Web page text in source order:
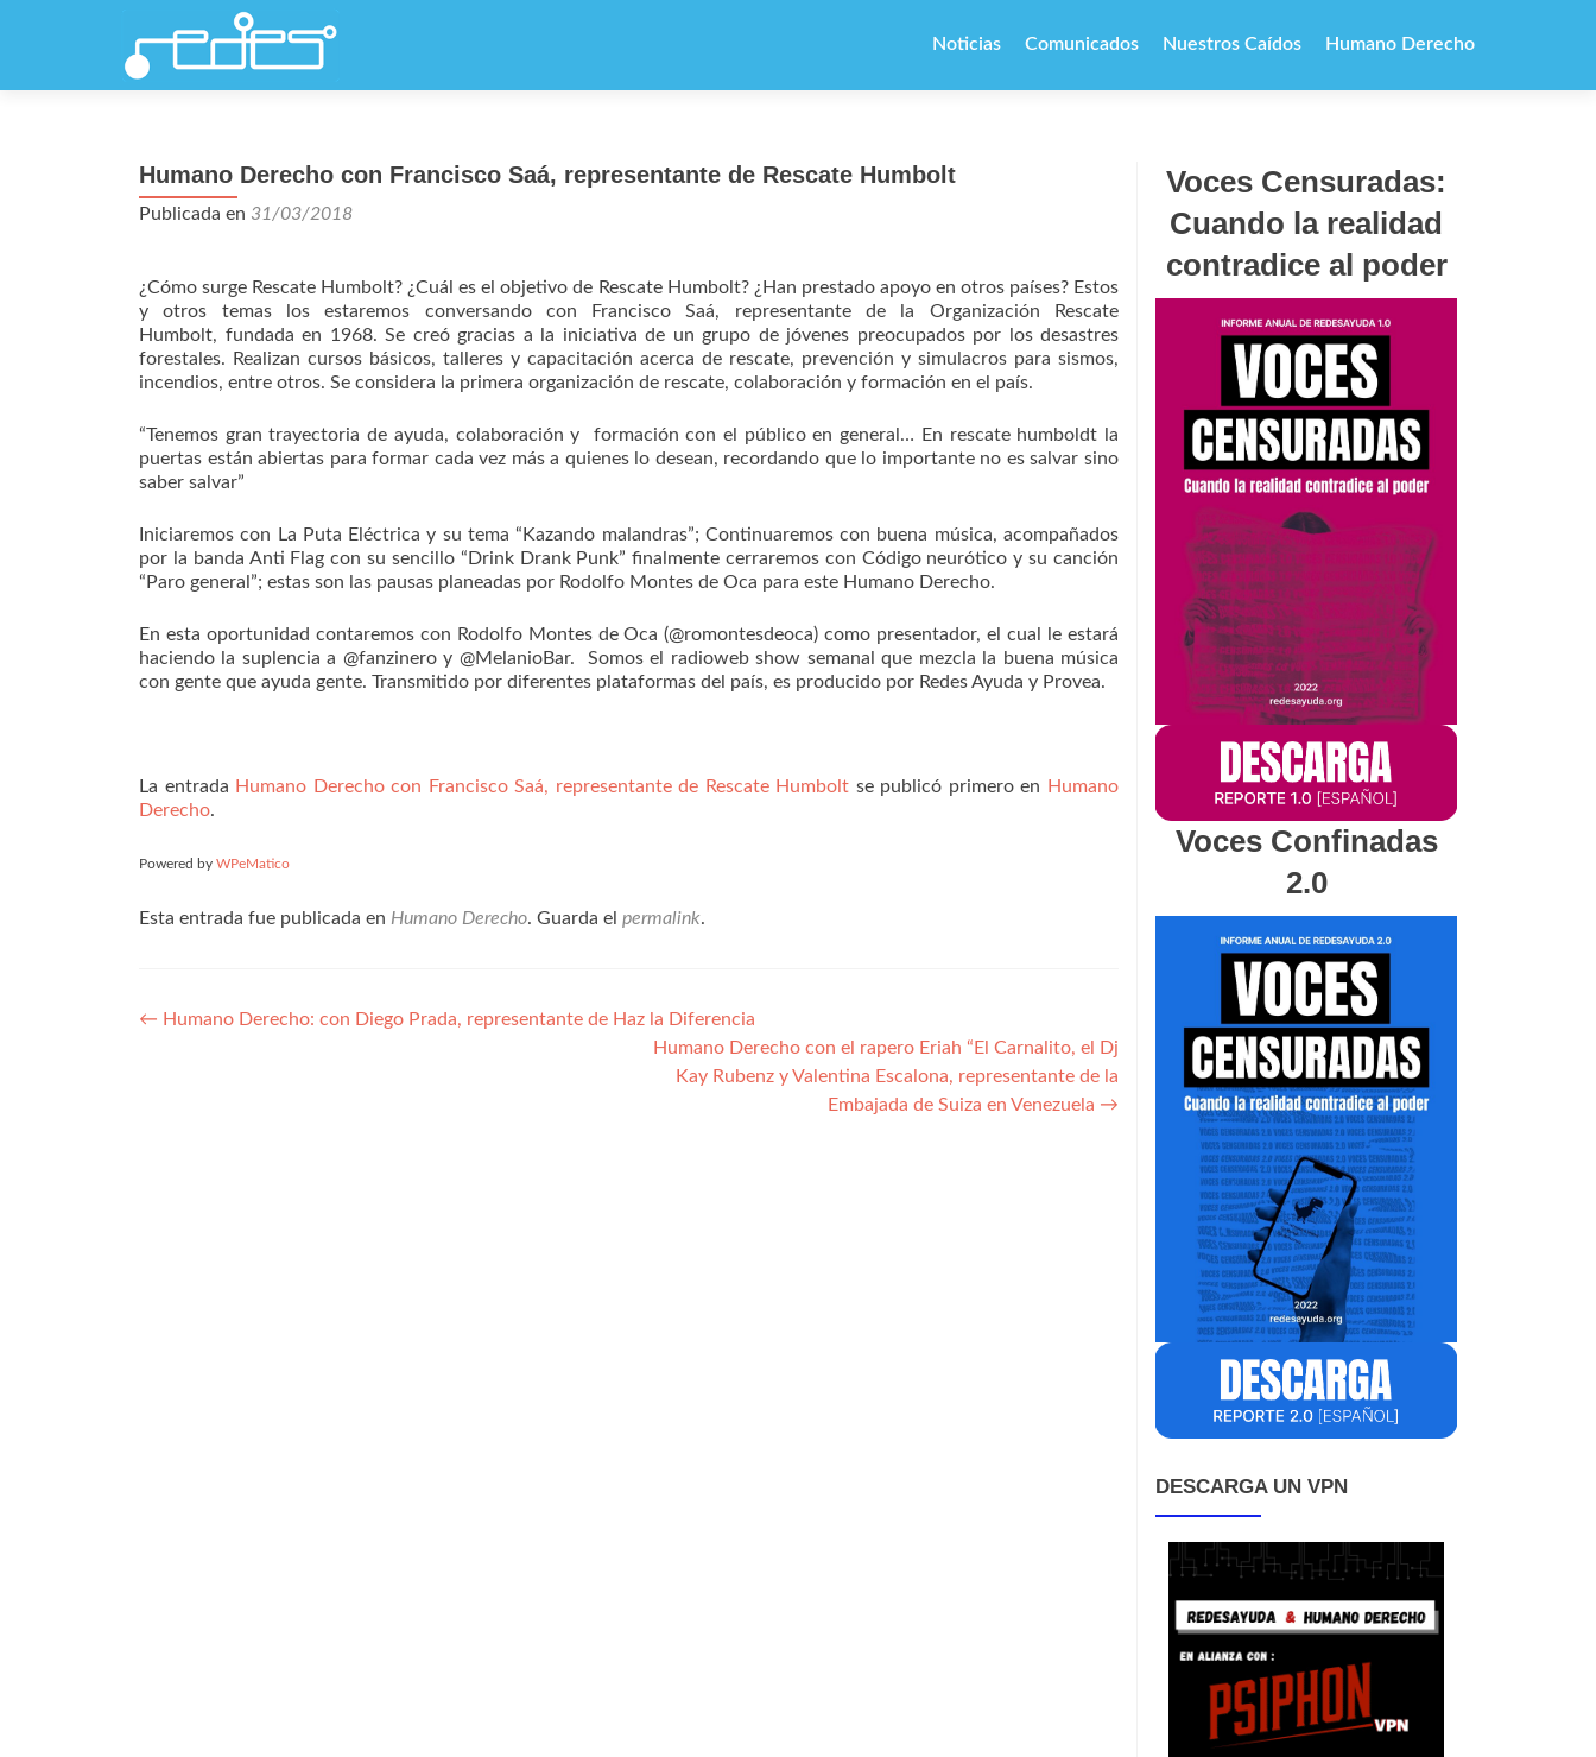
al
Noticias Comunicados Nuestros Caídos Humano Derecho
Humano Derecho con Francisco Saá, representante de Rescate Humbolt
Publicada en 31/03/2018
¿Cómo surge Rescate Humbolt? ¿Cuál es el objetivo de Rescate Humbolt? ¿Han prestado apoyo en otros países? Estos
y otros temas los estaremos conversando con Francisco Saá, representante de la Organización Rescate
Humbolt, fundada en 1968. Se creó gracias a la iniciativa de un grupo de jóvenes preocupados por los desastres
forestales. Realizan cursos básicos, talleres y capacitación acerca de rescate, prevención y simulacros para sismos,
incendios, entre otros. Se considera la primera organización de rescate, colaboración y formación en el país.
“Tenemos gran trayectoria de ayuda, colaboración y formación con el público en general… En rescate humboldt la
puertas están abiertas para formar cada vez más a quienes lo desean, recordando que lo importante no es salvar sino
saber salvar”
Iniciaremos con La Puta Eléctrica y su tema “Kazando malandras”; Continuaremos con buena música, acompañados
por la banda Anti Flag con su sencillo “Drink Drank Punk” finalmente cerraremos con Código neurótico y su canción
“Paro general”; estas son las pausas planeadas por Rodolfo Montes de Oca para este Humano Derecho.
En esta oportunidad contaremos con Rodolfo Montes de Oca (@romontesdeoca) como presentador, el cual le estará
haciendo la suplencia a @fanzinero y @MelanioBar. Somos el radioweb show semanal que mezcla la buena música
con gente que ayuda gente. Transmitido por diferentes plataformas del país, es producido por Redes Ayuda y Provea.
La entrada Humano Derecho con Francisco Saá, representante de Rescate Humbolt se publicó primero en
Humano
Derecho.
Powered by WPeMatico
Esta entrada fue publicada en Humano Derecho. Guarda el permalink.
Navegación
← Humano Derecho: con Diego Prada, representante de Haz la Diferencia
Humano Derecho con el rapero Eriah “El Carnalito, el Dj
Kay Rubenz y Valentina Escalona, representante de la
Embajada de Suiza en Venezuela →
Voces Censuradas:
Cuando la realidad
contradice al poder
Voces Confinadas
2.0
DESCARGA UN VPN